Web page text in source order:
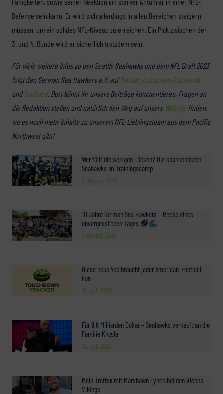
Wer füllt die wenigen Lücken? Die spannendsten
Seahawks im Trainingscamp
3. August 2026
10 Jahre German Sea Hawkers – Recap eines
unvergesslichen Tages
1. August 2026
Diese neue App braucht jeder American-Football-
Fan
16. Juli 2026
Für 9,6 Milliarden Dollar – Seahawks verkauft an die
Familie Khosla
12. Juli 2026
Mein Treffen mit Marshawn Lynch bei den Vienna
Vikings
Defense sein kann. Er wird sich allerdings in allen Bereichen steigern
müssen, um ein solides NFL-Niveau zu erreichen. Ein Pick zwischen der
3. und 4. Runde wird er sicherlich trotzdem sein.
Für viele weitere Infos zu den Seattle Seahawks und dem NFL Draft 2023,
folgt den German Sea Hawkers e.V. aufTwitter, Instagram, Facebook
und YouTube . Dort könnt ihr unsere Beiträge kommentieren, Fragen an
die Redaktion stellen und natürlich den Weg auf unsere Website finden,
wo es noch mehr Inhalte zu unserem NFL-Lieblingsteam aus dem Pacific
Northwest gibt!